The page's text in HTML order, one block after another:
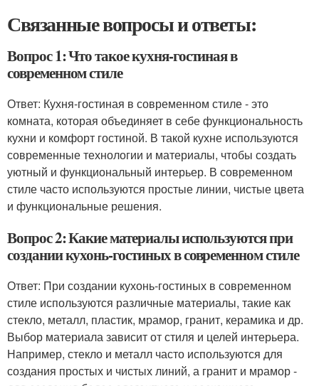
Связанные вопросы и ответы:
Вопрос 1: Что такое кухня-гостиная в
современном стиле
Ответ: Кухня-гостиная в современном стиле - это
комната, которая объединяет в себе функциональность
кухни и комфорт гостиной. В такой кухне используются
современные технологии и материалы, чтобы создать
уютный и функциональный интерьер. В современном
стиле часто используются простые линии, чистые цвета
и функциональные решения.
Вопрос 2: Какие материалы используются при
создании кухонь-гостиных в современном стиле
Ответ: При создании кухонь-гостиных в современном
стиле используются различные материалы, такие как
стекло, металл, пластик, мрамор, гранит, керамика и др.
Выбор материала зависит от стиля и целей интерьера.
Например, стекло и металл часто используются для
создания простых и чистых линий, а гранит и мрамор -